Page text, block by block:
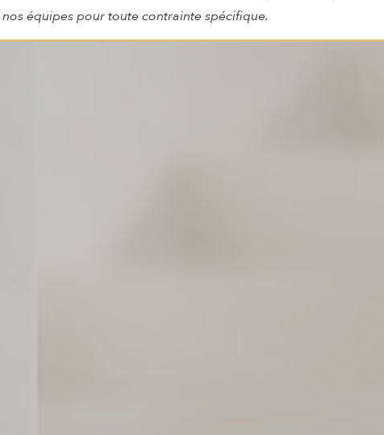
nos équipes pour toute contrainte spécifique.